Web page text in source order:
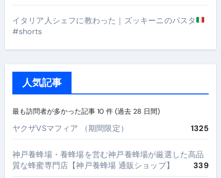
イタリア人シェフに教わった｜ズッキーニのパスタ
#shorts
人気記事
最も訪問者が多かった記事 10 件 (過去 28 日間)
ヤクザVSマフィア （期間限定） 1325
神戸養蜂場・養蜂場を営む神戸養蜂場が厳選した高品
質な蜂蜜専門店【神戸養蜂場 通販ショップ】
339